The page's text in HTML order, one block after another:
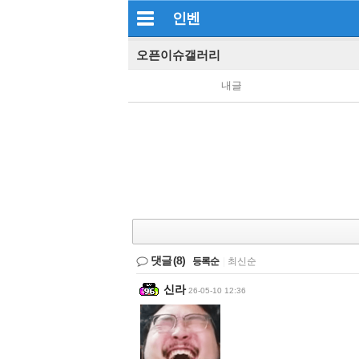
인벤
오픈이슈갤러리
내글
댓글(8) 등록순 최신순
신라 26-05-10 12:36